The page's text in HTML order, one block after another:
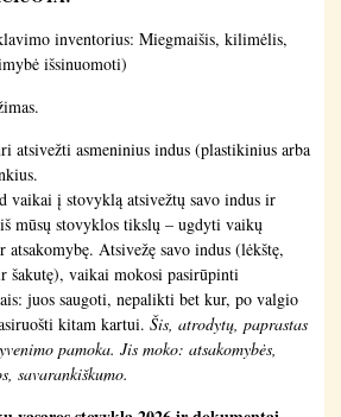
inventorius: Miegmaišis, kilimėlis,
išsinuomoti)
atsivežti asmeninius indus (plastikinius arba
vaikai į stovyklą atsivežtų savo indus ir
mūsų stovyklos tikslų – ugdyti vaikų
atsakomybę. Atsivežę savo indus (lėkštę,
šakutę), vaikai mokosi pasirūpinti
juos saugoti, nepalikti bet kur, po valgio
kitam kartui. Šis, atrodytų, paprastas
pamoka. Jis moko: atsakomybės,
savarankiškumo.